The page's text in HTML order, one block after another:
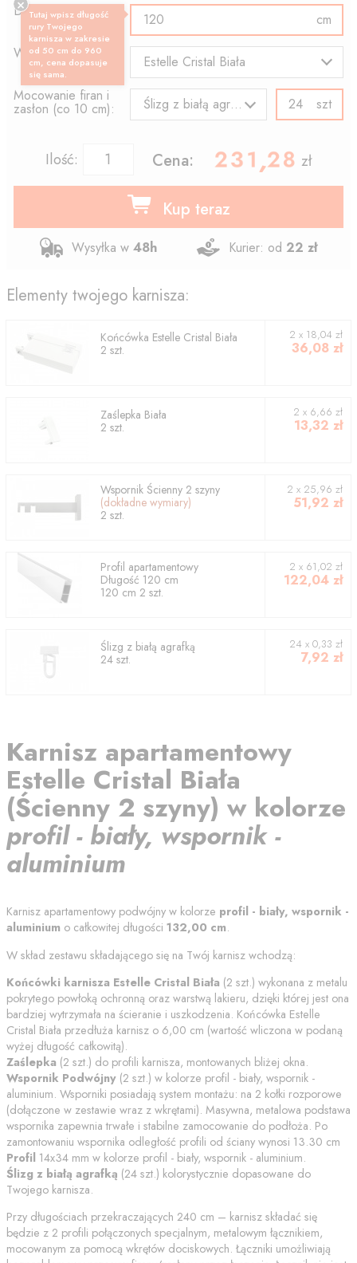
Długość profilu:
cm
Wzór końcówki:
Estelle Cristal Biała
Mocowanie firan i
zasłon (co 10 cm): Ślizg z białą agrafką szt
Ilość: Cena: , zł
Kup teraz
Wysyłka w 48h Kurier: od 22 zł
Tutaj wpisz długość
rury Twojego
karnisza w zakresie
od 50 cm do 960
cm, cena dopasuje
się sama.
Elementy twojego karnisza:
Końcówka Estelle Cristal Biała
2 szt.
2 x 18,04 zł
36,08 zł
Zaślepka Biała
2 szt.
2 x 6,66 zł
13,32 zł
Wspornik Ścienny 2 szyny
(dokładne wymiary)
2 szt.
2 x 25,96 zł
51,92 zł
Profil apartamentowy
Długość 120 cm
120 cm 2 szt.
2 x 61,02 zł
122,04 zł
Ślizg z białą agrafką
24 szt.
24 x 0,33 zł
7,92 zł
Karnisz apartamentowy
Estelle Cristal Biała
(Ścienny 2 szyny) w kolorze
profil - biały, wspornik -
aluminium
Karnisz apartamentowy podwójny w kolorze profil - biały, wspornik -
aluminium o całkowitej długości 132,00 cm.
W skład zestawu składającego się na Twój karnisz wchodzą:
Końcówki karnisza Estelle Cristal Biała (2 szt.) wykonana z metalu
pokrytego powłoką ochronną oraz warstwą lakieru, dzięki której jest ona
bardziej wytrzymała na ścieranie i uszkodzenia. Końcówka Estelle
Cristal Biała przedłuża karnisz o 6,00 cm (wartość wliczona w podaną
wyżej długość całkowitą).
Zaślepka (2 szt.) do profili karnisza, montowanych bliżej okna.
Wspornik Podwójny (2 szt.) w kolorze profil - biały, wspornik -
aluminium. Wsporniki posiadają system montażu: na 2 kołki rozporowe
(dołączone w zestawie wraz z wkrętami). Masywna, metalowa podstawa
wspornika zapewnia trwałe i stabilne zamocowanie do podłoża. Po
zamontowaniu wspornika odległość profili od ściany wynosi 13.30 cm
Profil 14x34 mm w kolorze profil - biały, wspornik - aluminium.
Ślizg z białą agrafką (24 szt.) kolorystycznie dopasowane do
Twojego karnisza.
Przy długościach przekraczających 240 cm – karnisz składać się
będzie z 2 profili połączonych specjalnym, metalowym łącznikiem,
mocowanym za pomocą wkrętów dociskowych. Łączniki umożliwiają